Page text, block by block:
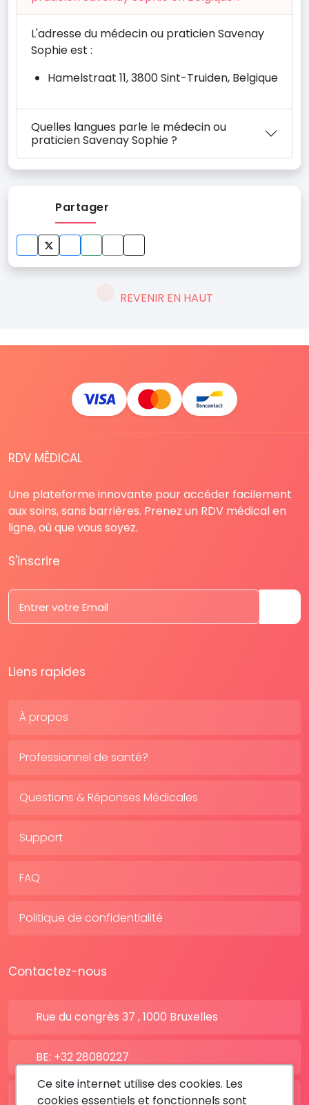
L'adresse du médecin ou praticien Savenay
Sophie est :
Hamelstraat 11, 3800 Sint-Truiden, Belgique
Quelles langues parle le médecin ou
praticien Savenay Sophie ?
Partager
REVENIR EN HAUT
RDV MÉDICAL
Une plateforme innovante pour accéder facilement
aux soins, sans barrières. Prenez un RDV médical en
ligne, où que vous soyez.
S'inscrire
Liens rapides
À propos
Professionnel de santé?
Questions & Réponses Médicales
Support
FAQ
Politique de confidentialité
Contactez-nous
Rue du congrès 37 , 1000 Bruxelles
BE: +32 28080227
FR: +33 183642895
Ce site internet utilise des cookies. Les
cookies essentiels et fonctionnels sont